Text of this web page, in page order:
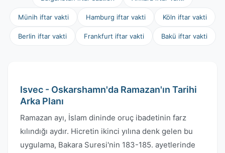
Münih iftar vakti Hamburg iftar vakti Köln iftar vakti
Berlin iftar vakti Frankfurt iftar vakti Bakü iftar vakti
Isvec - Oskarshamn'da Ramazan'ın Tarihi
Arka Planı
Ramazan ayı, İslam dininde oruç ibadetinin farz
kılındığı aydır. Hicretin ikinci yılına denk gelen bu
uygulama, Bakara Suresi'nin 183-185. ayetlerinde